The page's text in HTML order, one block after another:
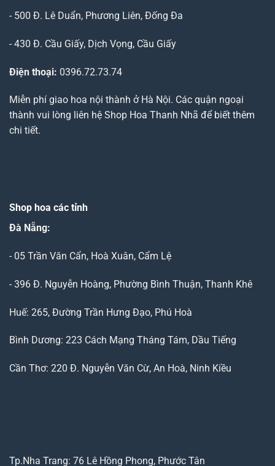
- 500 Đ. Lê Duẩn, Phương Liên, Đống Đa
- 430 Đ. Cầu Giấy, Dịch Vọng, Cầu Giấy
Điện thoại: 0396.72.73.74
Miễn phí giao hoa nội thành ở Hà Nội. Các quận ngoại
thành vui lòng liên hệ Shop Hoa Thanh Nhã để biết thêm
chi tiết.
Shop hoa các tỉnh
Đà Nẵng:
- 05 Trần Văn Cẩn, Hoà Xuân, Cẩm Lệ
- 396 Đ. Nguyễn Hoàng, Phường Bình Thuận, Thanh Khê
Huế: 265, Đường Trần Hưng Đạo, Phú Hoà
Bình Dương: 223 Cách Mạng Tháng Tám, Dầu Tiếng
Cần Thơ: 220 Đ. Nguyễn Văn Cừ, An Hoà, Ninh Kiều
Tp.Nha Trang: 76 Lê Hồng Phong, Phước Tân